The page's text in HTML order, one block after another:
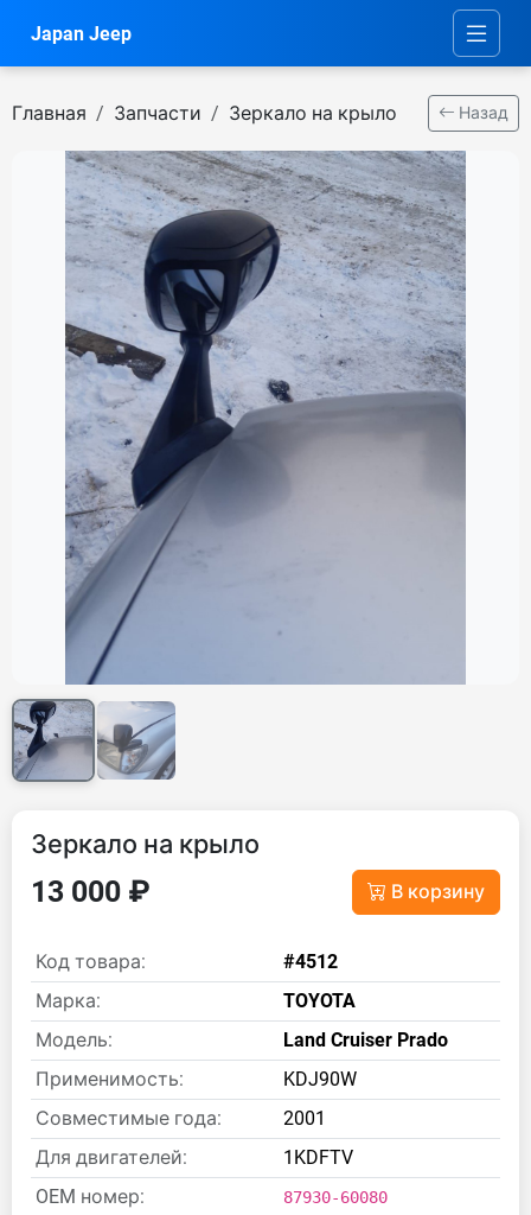
Japan Jeep
Главная Запчасти Зеркало на крыло Назад
Зеркало на крыло
13 000 ₽ В корзину
Код товара:
#4512
Марка:
TOYOTA
Модель:
Land Cruiser Prado
Применимость:
KDJ90W
Совместимые года:
2001
Для двигателей:
1KDFTV
OEM номер:
87930-60080